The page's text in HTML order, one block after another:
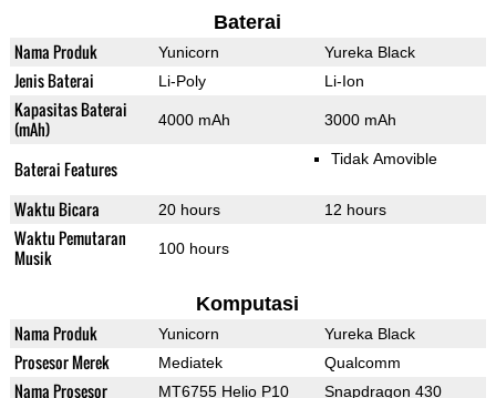
Baterai
Nama Produk Yunicorn Yureka Black
Jenis Baterai Li-Poly Li-Ion
Kapasitas Baterai
(mAh)
4000 mAh 3000 mAh
Baterai Features Tidak Amovible
Waktu Bicara 20 hours 12 hours
Waktu Pemutaran
Musik
100 hours
Komputasi
Nama Produk Yunicorn Yureka Black
Prosesor Merek Mediatek Qualcomm
Nama Prosesor MT6755 Helio P10 Snapdragon 430